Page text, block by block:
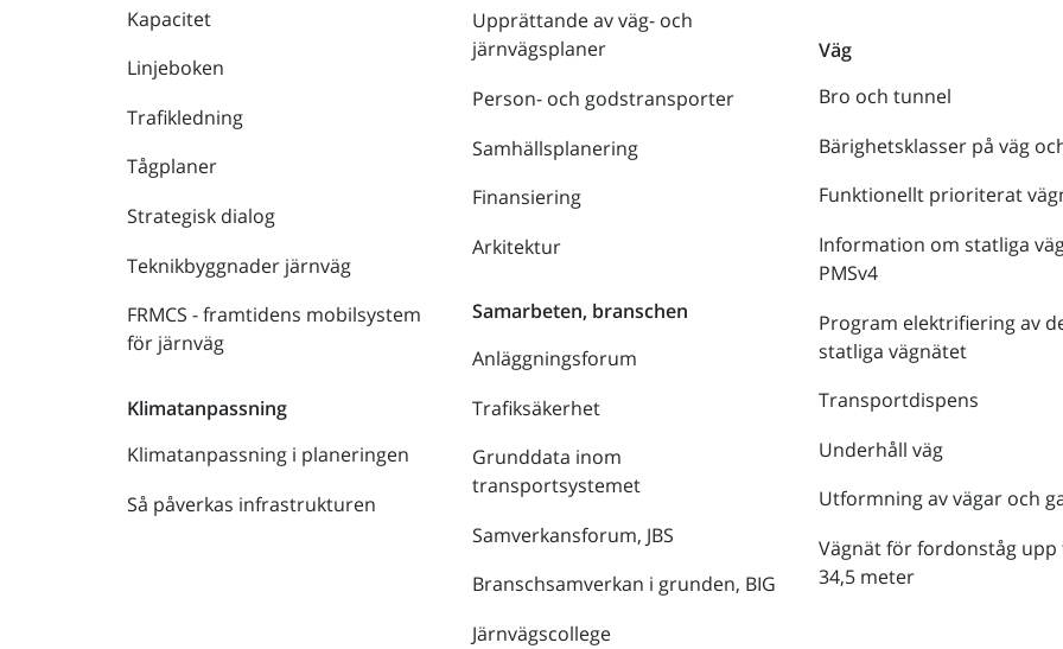
Kapacitet
Linjeboken
Trafikledning
Tågplaner
Strategisk dialog
Teknikbyggnader järnväg
FRMCS - framtidens mobilsystem
för järnväg
Klimatanpassning
Klimatanpassning i planeringen
Så påverkas infrastrukturen
Upprättande av väg- och
järnvägsplaner
Person- och godstransporter
Samhällsplanering
Finansiering
Arkitektur
Samarbeten, branschen
Anläggningsforum
Trafiksäkerhet
Grunddata inom
transportsystemet
Samverkansforum, JBS
Branschsamverkan i grunden, BIG
Järnvägscollege
Väg
Bro och tunnel
Bärighetsklasser på väg
Funktionellt prioriterat
Information om statliga
PMSv4
Program elektrifiering av
statliga vägnätet
Transportdispens
Underhåll väg
Utformning av vägar och
Vägnät för fordonståg upp
34,5 meter